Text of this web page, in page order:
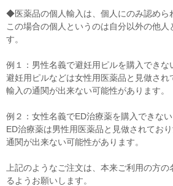
◆医薬品の個人輸入は、個人にのみ認めら
この場合の個人というのは自分以外の他人
す。
例１：男性名義で避妊用ピルを購入できな
避妊用ピルなどは女性用医薬品と見做され
輸入の通関が出来ない可能性があります。
例２：女性名義でED治療薬を購入できない
ED治療薬は男性用医薬品と見做されてお
通関が出来ない可能性があります。
上記のようなご注文は、本来ご利用の方
るようお願いします。